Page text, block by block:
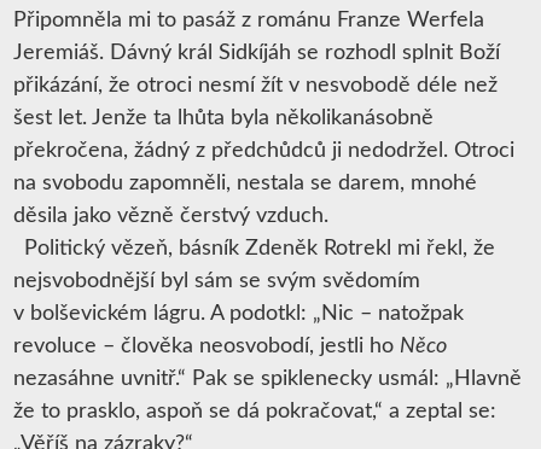
Připomněla mi to pasáž z románu Franze Werfela
Jeremiáš. Dávný král Sidkíjáh se rozhodl splnit Boží
přikázání, že otroci nesmí žít v nesvobodě déle než
šest let. Jenže ta lhůta byla několikanásobně
překročena, žádný z předchůdců ji nedodržel. Otroci
na svobodu zapomněli, nestala se darem, mnohé
děsila jako vězně čerstvý vzduch.
Politický vězeň, básník Zdeněk Rotrekl mi řekl, že
nejsvobodnější byl sám se svým svědomím
v bolševickém lágru. A podotkl: „Nic – natožpak
revoluce – člověka neosvobodí, jestli ho Něco
nezasáhne uvnitř.“ Pak se spiklenecky usmál: „Hlavně
že to prasklo, aspoň se dá pokračovat,“ a zeptal se:
„Věříš na zázraky?“